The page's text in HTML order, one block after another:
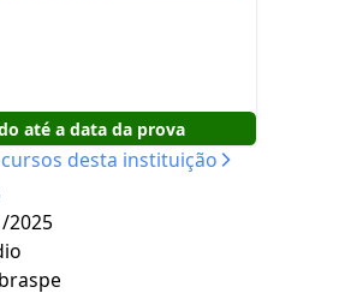
até a data da prova
desta instituição
2025